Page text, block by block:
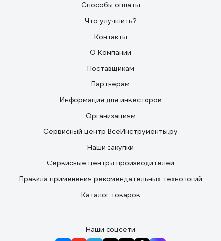
Способы оплаты
Что улучшить?
Контакты
О Компании
Поставщикам
Партнерам
Информация для инвесторов
Организациям
Сервисный центр ВсеИнструменты.ру
Наши закупки
Сервисные центры производителей
Правила применения рекомендательных технологий
Каталог товаров
Наши соцсети